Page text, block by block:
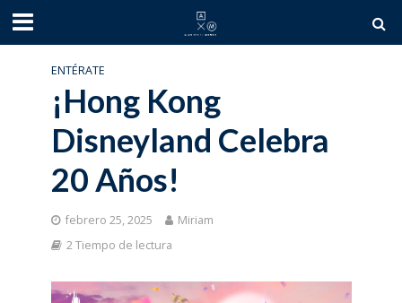
ENTÉRATE
¡Hong Kong
Disneyland Celebra
20 Años!
febrero 25, 2025
Miriam
2 Tiempo de lectura